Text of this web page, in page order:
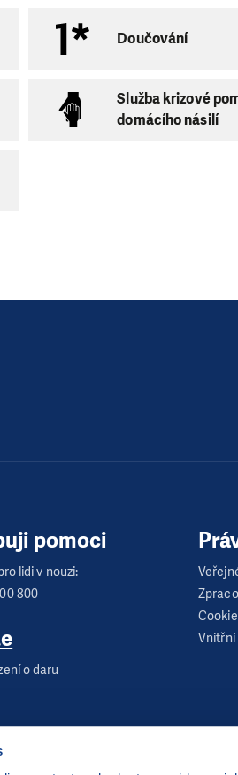
s rodinným rozpočtem a
jevy v rodině (trestná
služby pro rodiny s dětmi
klientů na 1 pracovníka,věk:
1, Kralovice
Doučování
Služba krizové
domácího násilí
pomoci
lidi v nouzi:
800
o daru
Vnitřní